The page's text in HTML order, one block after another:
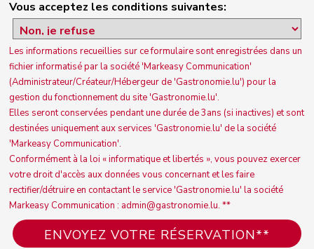
Vous acceptez les conditions suivantes:
Les informations recueillies sur ce formulaire sont enregistrées dans un
fichier informatisé par la société 'Markeasy Communication'
(Administrateur/Créateur/Hébergeur de 'Gastronomie.lu') pour la
gestion du fonctionnement du site 'Gastronomie.lu'.
Elles seront conservées pendant une durée de 3ans (si inactives) et sont
destinées uniquement aux services 'Gastronomie.lu' de la société
'Markeasy Communication'.
Conformément à la loi « informatique et libertés », vous pouvez exercer
votre droit d'accès aux données vous concernant et les faire
rectifier/détruire en contactant le service 'Gastronomie.lu' la société
Markeasy Communication : admin@gastronomie.lu. **